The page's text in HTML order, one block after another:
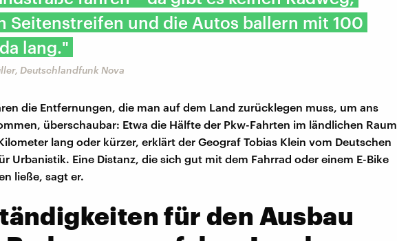
Seitenstreifen und die Autos ballern mit 100
lang."
Deutschlandfunk Nova
die Entfernungen, die man auf dem Land zurücklegen muss, um ans
überschaubar: Etwa die Hälfte der Pkw-Fahrten im ländlichen Raum
lang oder kürzer, erklärt der Geograf Tobias Klein vom Deutschen
Urbanistik. Eine Distanz, die sich gut mit dem Fahrrad oder einem E-Bike
ließe, sagt er.
für den Ausbau